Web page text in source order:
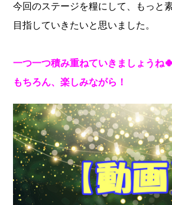
今回のステージを糧にして、もっと
目指していきたいと思いました。
一つ一つ積み重ねていきましょうね🍀
もちろん、楽しみながら！